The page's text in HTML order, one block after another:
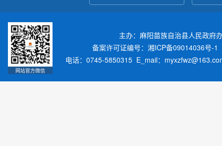
网站官方微信
主办：麻阳苗族自治县人民政
备案许可证编号：湘ICP备09014036号-1
电话：0745-5850315 E_mail：